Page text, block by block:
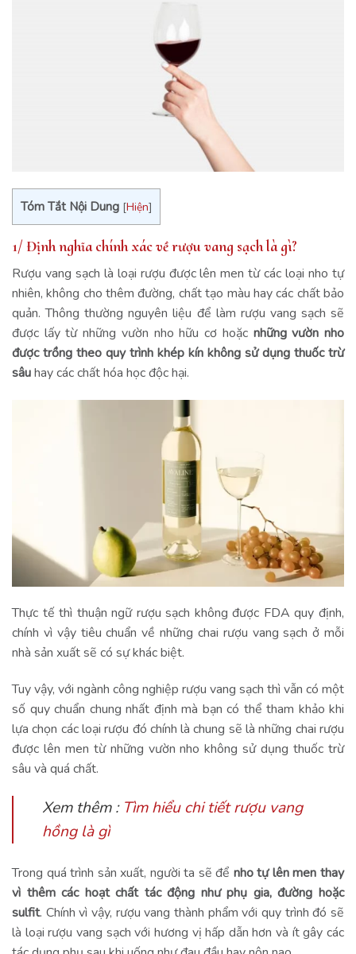
Tóm Tắt Nội Dung [Hiện]
1/ Định nghĩa chính xác về rượu vang sạch là gì?
Rượu vang sạch là loại rượu được lên men từ các loại nho tự
nhiên, không cho thêm đường, chất tạo màu hay các chất bảo
quản. Thông thường nguyên liệu để làm rượu vang sạch sẽ
được lấy từ những vườn nho hữu cơ hoặc những vườn nho
được trồng theo quy trình khép kín không sử dụng thuốc trừ
sâuhay các chất hóa học độc hại.
Thực tế thì thuận ngữ rượu sạch không được FDA quy định,
chính vì vậy tiêu chuẩn về những chai rượu vang sạch ở mỗi
nhà sản xuất sẽ có sự khác biệt.
Tuy vậy, với ngành công nghiệp rượu vang sạch thì vẫn có một
số quy chuẩn chung nhất định mà bạn có thể tham khảo khi
lựa chọn các loại rượu đó chính là chung sẽ là những chai rượu
được lên men từ những vườn nho không sử dụng thuốc trừ
sâu và quá chất.
Xem thêm : Tìm hiểu chi tiết rượu vang
hồng là gì
Trong quá trình sản xuất, người ta sẽ để nho tự lên men thay
vì thêm các hoạt chất tác động như phụ gia, đường hoặc
sulfit. Chính vì vậy, rượu vang thành phẩm với quy trình đó sẽ
là loại rượu vang sạch với hương vị hấp dẫn hơn và ít gây các